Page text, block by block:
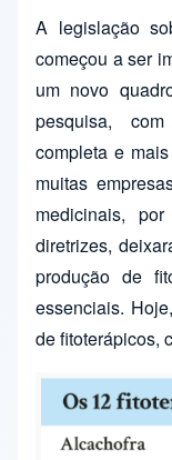
A legislação
começou a ser
um novo
pesquisa,
completa e
muitas
medicinais,
diretrizes,
produção de
essenciais.
de fitoterápicos,